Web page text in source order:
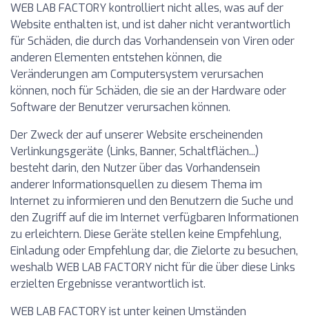
WEB LAB FACTORY kontrolliert nicht alles, was auf der
Website enthalten ist, und ist daher nicht verantwortlich
für Schäden, die durch das Vorhandensein von Viren oder
anderen Elementen entstehen können, die
Veränderungen am Computersystem verursachen
können, noch für Schäden, die sie an der Hardware oder
Software der Benutzer verursachen können.
Der Zweck der auf unserer Website erscheinenden
Verlinkungsgeräte (Links, Banner, Schaltflächen...)
besteht darin, den Nutzer über das Vorhandensein
anderer Informationsquellen zu diesem Thema im
Internet zu informieren und den Benutzern die Suche und
den Zugriff auf die im Internet verfügbaren Informationen
zu erleichtern. Diese Geräte stellen keine Empfehlung,
Einladung oder Empfehlung dar, die Zielorte zu besuchen,
weshalb WEB LAB FACTORY nicht für die über diese Links
erzielten Ergebnisse verantwortlich ist.
WEB LAB FACTORY ist unter keinen Umständen